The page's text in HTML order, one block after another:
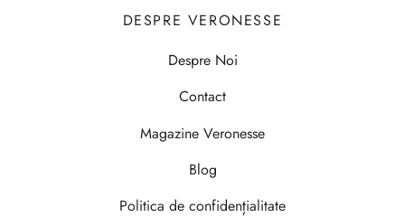
DESPRE VERONESSE
Despre Noi
Contact
Magazine Veronesse
Blog
Politica de confidențialitate